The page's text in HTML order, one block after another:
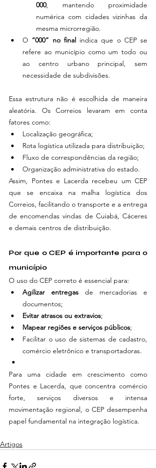
000, mantendo proximidade
numérica com cidades vizinhas da
mesma microrregião.
O “000” no final
indica que o CEP se
refere ao município como um todo ou
ao centro urbano principal, sem
necessidade de subdivisões.
Essa estrutura não é escolhida de maneira
aleatória. Os Correios levaram em conta
fatores como:
Localização geográfica;
Rota logística utilizada para distribuição;
Fluxo de correspondências da região;
Organização administrativa do estado.
Assim, Pontes e Lacerda recebeu um CEP
que se encaixa na malha logística dos
Correios, facilitando o transporte e a entrega
de encomendas vindas de Cuiabá, Cáceres
e demais centros de distribuição.
Por que o CEP é importante para o
município
O uso do CEP correto é essencial para:
Agilizar entregas de mercadorias e
documentos;
Evitar atrasos ou extravios;
Mapear regiões e serviços públicos;
Facilitar o uso de sistemas de cadastro,
comércio eletrônico e transportadoras.
Para uma cidade em crescimento como
Pontes e Lacerda, que concentra comércio
forte, serviços diversos e intensa
movimentação regional, o CEP desempenha
papel fundamental na integração logística.
Artigos